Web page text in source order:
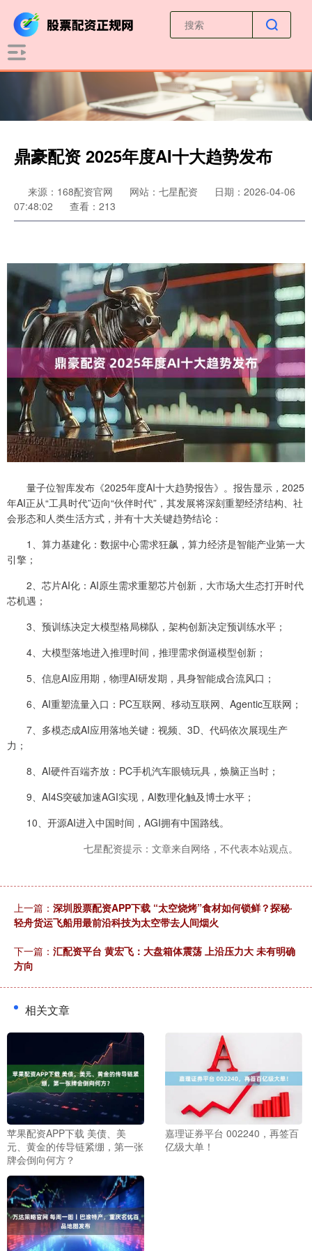
鼎豪配资 2025年度AI十大趋势发布
来源：168配资官网 网站：七星配资
日期：2026-04-06
07:48:02
查看：213
量子位智库发布《2025年度AI十大趋势报告》。报告显示，2025
年AI正从“工具时代”迈向“伙伴时代”，其发展将深刻重塑经济结构、社
会形态和人类生活方式，并有十大关键趋势结论：
1、算力基建化：数据中心需求狂飙，算力经济是智能产业第一大
引擎；
2、芯片AI化：AI原生需求重塑芯片创新，大市场大生态打开时代
芯机遇；
3、预训练决定大模型格局梯队，架构创新决定预训练水平；
4、大模型落地进入推理时间，推理需求倒逼模型创新；
5、信息AI应用期，物理AI研发期，具身智能成合流风口；
6、AI重塑流量入口：PC互联网、移动互联网、Agentic互联网；
7、多模态成AI应用落地关键：视频、3D、代码依次展现生产
力；
8、AI硬件百端齐放：PC手机汽车眼镜玩具，焕脑正当时；
9、AI4S突破加速AGI实现，AI数理化触及博士水平；
10、开源AI进入中国时间，AGI拥有中国路线。
七星配资提示：文章来自网络，不代表本站观点。
上一篇： 深圳股票配资APP下载 “太空烧烤”食材如何锁鲜？探秘·
轻舟货运飞船用最前沿科技为太空带去人间烟火
下一篇： 汇配资平台 黄宏飞：大盘箱体震荡 上沿压力大 未有明确
方向
相关文章
苹果配资APP下载 美债、美
元、黄金的传导链紧绷，第一张
牌会倒向何方？
嘉理证券平台 002240，再签百
亿级大单！